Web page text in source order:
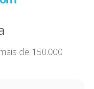
de 150.000